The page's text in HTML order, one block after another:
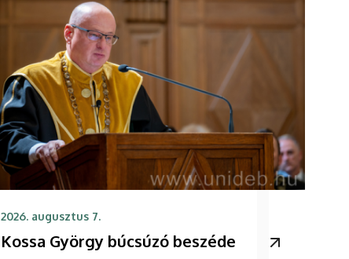
2026. augusztus 7.
Kossa György búcsúzó beszéde